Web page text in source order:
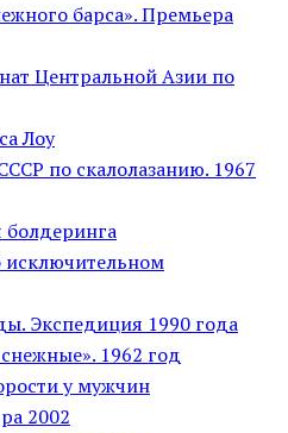
барса». Премьера
Центральной Азии по
Лоу
по скалолазанию. 1967
болдеринга
Экспедиция 1990 года
1962 год
у мужчин
2002